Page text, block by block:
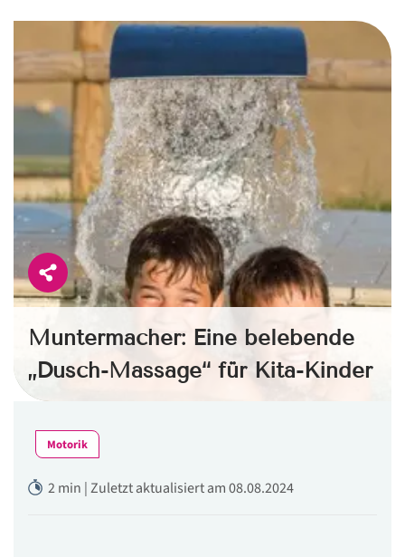
Muntermacher: Eine belebende
„Dusch-Massage“ für Kita-Kinder
Motorik
2 min | Zuletzt aktualisiert am 08.08.2024